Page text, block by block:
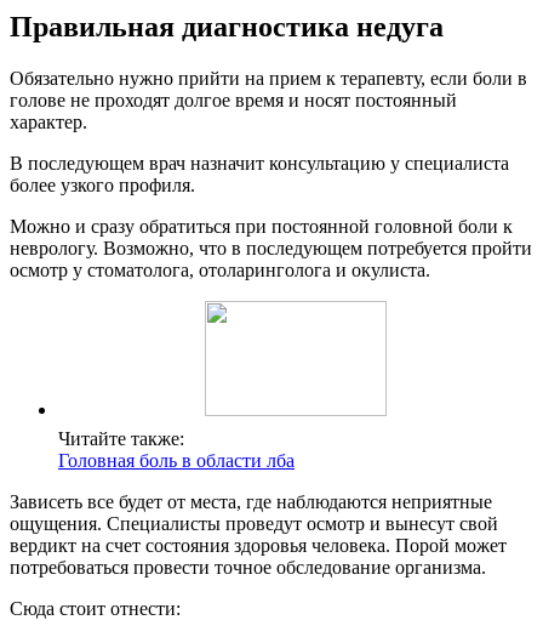
Правильная диагностика недуга
Обязательно нужно прийти на прием к терапевту, если боли в
голове не проходят долгое время и носят постоянный
характер.
В последующем врач назначит консультацию у специалиста
более узкого профиля.
Можно и сразу обратиться при постоянной головной боли к
неврологу. Возможно, что в последующем потребуется пройти
осмотр у стоматолога, отоларинголога и окулиста.
Читайте также:
Головная боль в области лба
Зависеть все будет от места, где наблюдаются неприятные
ощущения. Специалисты проведут осмотр и вынесут свой
вердикт на счет состояния здоровья человека. Порой может
потребоваться провести точное обследование организма.
Сюда стоит отнести: